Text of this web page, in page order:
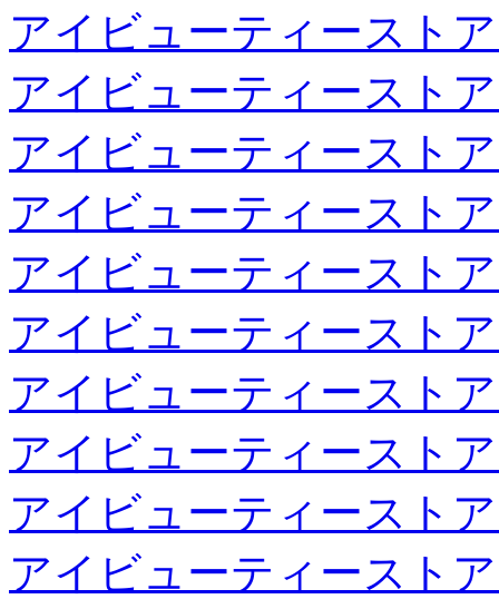
アイビューティースト
アイビューティースト
アイビューティースト
アイビューティースト
アイビューティースト
アイビューティースト
アイビューティースト
アイビューティースト
アイビューティースト
アイビューティースト